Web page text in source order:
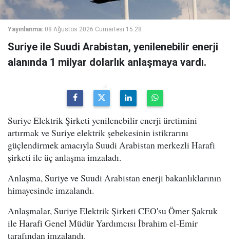
Yayınlanma: 08 Ağustos 2026 Cumartesi 15:28
Suriye ile Suudi Arabistan, yenilenebilir enerji
alanında 1 milyar dolarlık anlaşmaya vardı.
Suriye Elektrik Şirketi yenilenebilir enerji üretimini
artırmak ve Suriye elektrik şebekesinin istikrarını
güçlendirmek amacıyla Suudi Arabistan merkezli Harafi
şirketi ile üç anlaşma imzaladı.
Anlaşma, Suriye ve Suudi Arabistan enerji bakanlıklarının
himayesinde imzalandı.
Anlaşmalar, Suriye Elektrik Şirketi CEO'su Ömer Şakruk
ile Harafi Genel Müdür Yardımcısı İbrahim el-Emir
tarafından imzalandı.